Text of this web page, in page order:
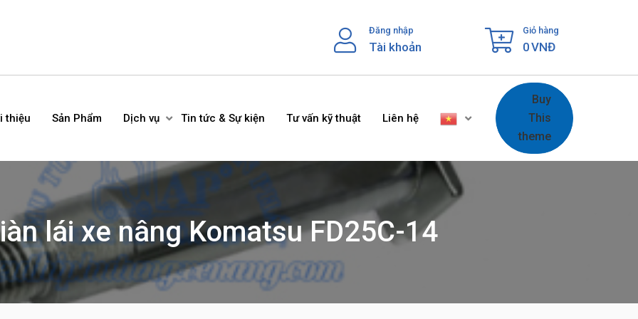
Đăng nhập
Tài khoản
Giỏ hàng
0VNĐ
thiệu Sản Phẩm Dịch vụ Tin tức & Sự kiện Tư vấn kỹ thuật Liên hệ
Buy
This
theme
lái xe nâng Komatsu FD25C-14